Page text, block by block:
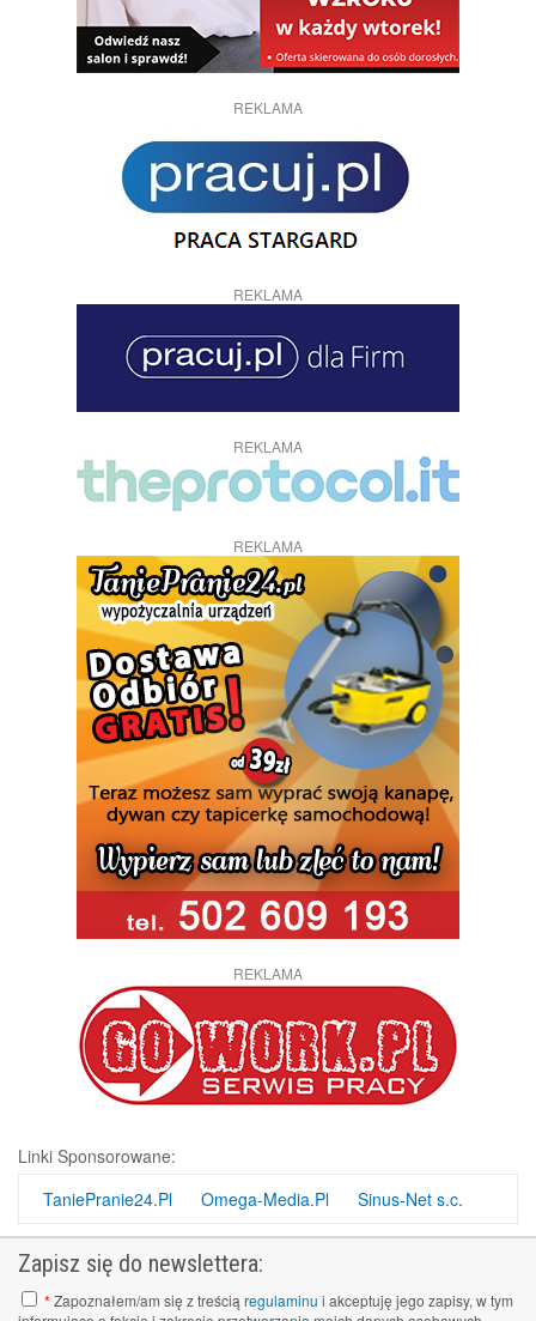
REKLAMA
REKLAMA
REKLAMA
REKLAMA
REKLAMA
Linki Sponsorowane:
TaniePranie24.Pl
Omega-Media.Pl Sinus-Net s.c.
Zapisz się do newslettera:
* Zapoznałem/am się z treścią regulaminu i akceptuję jego zapisy, w tym